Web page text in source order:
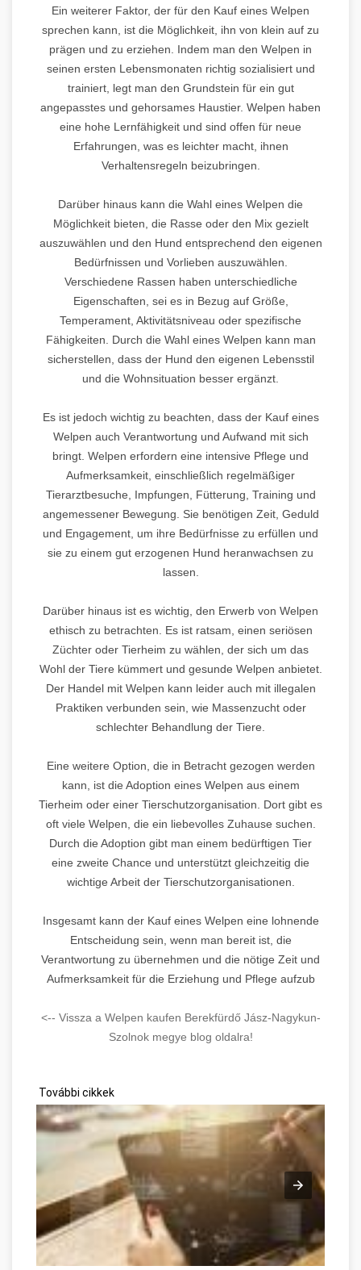
Ein weiterer Faktor, der für den Kauf eines Welpen
sprechen kann, ist die Möglichkeit, ihn von klein auf zu
prägen und zu erziehen. Indem man den Welpen in
seinen ersten Lebensmonaten richtig sozialisiert und
trainiert, legt man den Grundstein für ein gut
angepasstes und gehorsames Haustier. Welpen haben
eine hohe Lernfähigkeit und sind offen für neue
Erfahrungen, was es leichter macht, ihnen
Verhaltensregeln beizubringen.
Darüber hinaus kann die Wahl eines Welpen die
Möglichkeit bieten, die Rasse oder den Mix gezielt
auszuwählen und den Hund entsprechend den eigenen
Bedürfnissen und Vorlieben auszuwählen.
Verschiedene Rassen haben unterschiedliche
Eigenschaften, sei es in Bezug auf Größe,
Temperament, Aktivitätsniveau oder spezifische
Fähigkeiten. Durch die Wahl eines Welpen kann man
sicherstellen, dass der Hund den eigenen Lebensstil
und die Wohnsituation besser ergänzt.
Es ist jedoch wichtig zu beachten, dass der Kauf eines
Welpen auch Verantwortung und Aufwand mit sich
bringt. Welpen erfordern eine intensive Pflege und
Aufmerksamkeit, einschließlich regelmäßiger
Tierarztbesuche, Impfungen, Fütterung, Training und
angemessener Bewegung. Sie benötigen Zeit, Geduld
und Engagement, um ihre Bedürfnisse zu erfüllen und
sie zu einem gut erzogenen Hund heranwachsen zu
lassen.
Darüber hinaus ist es wichtig, den Erwerb von Welpen
ethisch zu betrachten. Es ist ratsam, einen seriösen
Züchter oder Tierheim zu wählen, der sich um das
Wohl der Tiere kümmert und gesunde Welpen anbietet.
Der Handel mit Welpen kann leider auch mit illegalen
Praktiken verbunden sein, wie Massenzucht oder
schlechter Behandlung der Tiere.
Eine weitere Option, die in Betracht gezogen werden
kann, ist die Adoption eines Welpen aus einem
Tierheim oder einer Tierschutzorganisation. Dort gibt es
oft viele Welpen, die ein liebevolles Zuhause suchen.
Durch die Adoption gibt man einem bedürftigen Tier
eine zweite Chance und unterstützt gleichzeitig die
wichtige Arbeit der Tierschutzorganisationen.
Insgesamt kann der Kauf eines Welpen eine lohnende
Entscheidung sein, wenn man bereit ist, die
Verantwortung zu übernehmen und die nötige Zeit und
Aufmerksamkeit für die Erziehung und Pflege aufzub
<-- Vissza a Welpen kaufen Berekfürdő Jász-Nagykun-
Szolnok megye blog oldalra!
További cikkek